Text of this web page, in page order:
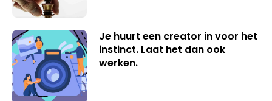
Je huurt een creator in voor het
instinct. Laat het dan ook
werken.